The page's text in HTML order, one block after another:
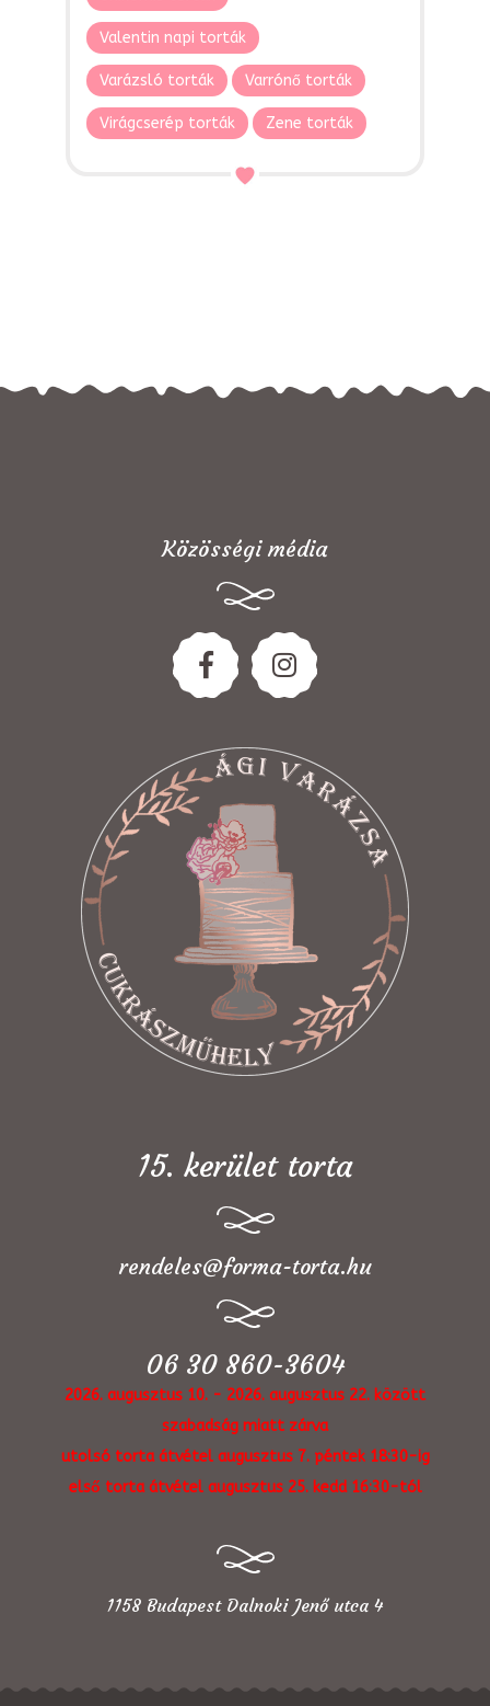
Valentin napi torták
Varázsló torták Varrónő torták
Virágcserép torták Zene torták
Közösségi média
15. kerület torta
rendeles@forma-torta.hu
06 30 860-3604
2026. augusztus 10. - 2026. augusztus 22. között
szabadság miatt zárva
utolsó torta átvétel augusztus 7. péntek 18:30-ig
első torta átvétel augusztus 25. kedd 16:30-tól
1158 Budapest Dalnoki Jenő utca 4